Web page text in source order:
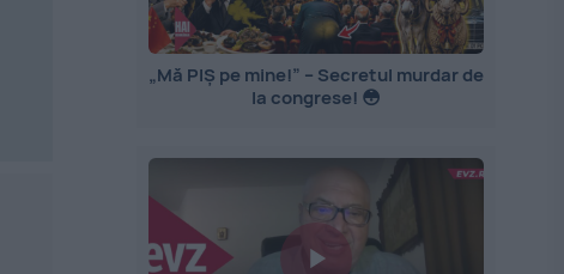
„Mă PIȘ pe mine!” – Secretul murdar de
la congrese! 😳